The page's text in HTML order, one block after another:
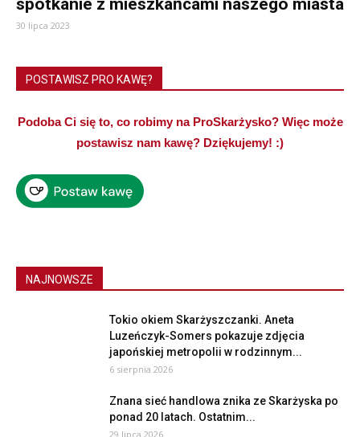
spotkanie z mieszkańcami naszego miasta
30 lipca 2023
POSTAWISZ PRO KAWĘ?
Podoba Ci się to, co robimy na ProSkarżysko? Więc może
postawisz nam kawę? Dziękujemy! :)
NAJNOWSZE
Tokio okiem Skarżyszczanki. Aneta
Luzeńczyk-Somers pokazuje zdjęcia
japońskiej metropolii w rodzinnym...
6 sierpnia 2026
Znana sieć handlowa znika ze Skarżyska po
ponad 20 latach. Ostatnim...
29 lipca 2026